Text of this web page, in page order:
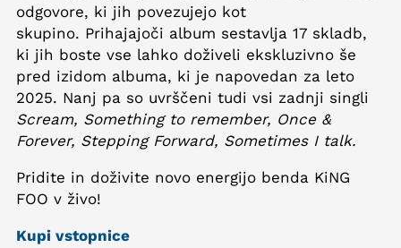
odgovore, ki jih povezujejo kot
skupino. Prihajajoči album sestavlja 17 skladb,
ki jih boste vse lahko doživeli ekskluzivno še
pred izidom albuma, ki je napovedan za leto
2025. Nanj pa so uvrščeni tudi vsi zadnji singli
Scream, Something to remember, Once &
Forever, Stepping Forward, Sometimes I talk.
Pridite in doživite novo energijo benda KiNG
FOO v živo!
Kupi vstopnice